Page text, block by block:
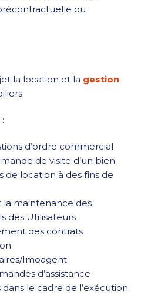
ou
la location et la gestion
d’ordre commercial
de visite d’un bien
de location à des fins de
la maintenance des
des Utilisateurs
des contrats
Imoagent
d’assistance
le cadre de l’exécution